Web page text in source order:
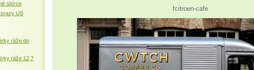
fcitroen-cafe
sbírce
US
ráže do
ráže 12,7